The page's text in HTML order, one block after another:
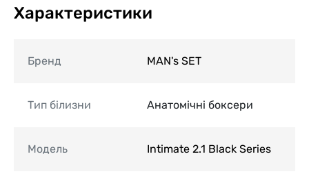
Характеристики
Бренд MAN's SET
Тип білизни Анатомічні боксери
Модель Intimate 2.1 Black Series